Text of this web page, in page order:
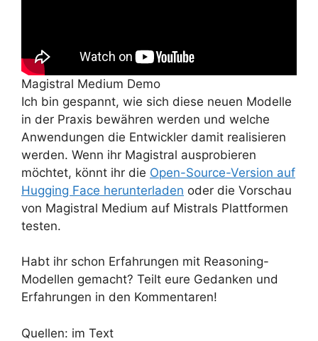
Magistral Medium Demo
Ich bin gespannt, wie sich diese neuen Modelle
in der Praxis bewähren werden und welche
Anwendungen die Entwickler damit realisieren
werden. Wenn ihr Magistral ausprobieren
möchtet, könnt ihr die Open-Source-Version auf
Hugging Face herunterladen oder die Vorschau
von Magistral Medium auf Mistrals Plattformen
testen.
Habt ihr schon Erfahrungen mit Reasoning-
Modellen gemacht? Teilt eure Gedanken und
Erfahrungen in den Kommentaren!
Quellen: im Text